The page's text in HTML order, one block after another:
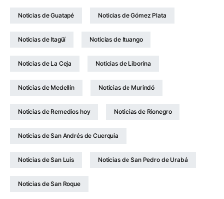
Noticias de Guatapé Noticias de Gómez Plata
Noticias de Itagüí Noticias de Ituango
Noticias de La Ceja Noticias de Liborina
Noticias de Medellín Noticias de Murindó
Noticias de Remedios hoy Noticias de Rionegro
Noticias de San Andrés de Cuerquia
Noticias de San Luis Noticias de San Pedro de Urabá
Noticias de San Roque